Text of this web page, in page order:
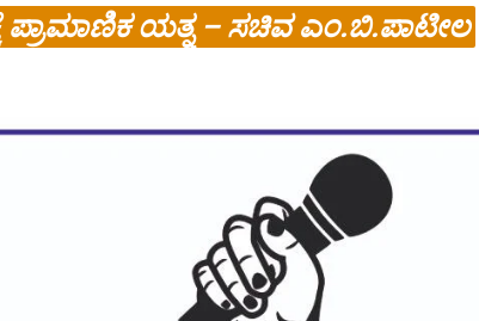
ಪ್ರಾಮಾಣಿಕ ಯತ್ನ – ಸಚಿವ ಎಂ.ಬಿ.ಪಾಟೀಲ